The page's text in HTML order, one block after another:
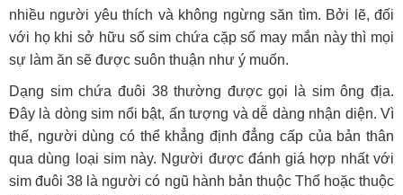
nhiều người yêu thích và không ngừng săn tìm. Bởi lẽ, đối
với họ khi sở hữu số sim chứa cặp số may mắn này thì mọi
sự làm ăn sẽ được suôn thuận như ý muốn.
Dạng sim chứa đuôi 38 thường được gọi là sim ông địa.
Đây là dòng sim nổi bật, ấn tượng và dễ dàng nhận diện. Vì
thế, người dùng có thể khẳng định đẳng cấp của bản thân
qua dùng loại sim này. Người được đánh giá hợp nhất với
sim đuôi 38 là người có ngũ hành bản thuộc Thổ hoặc thuộc